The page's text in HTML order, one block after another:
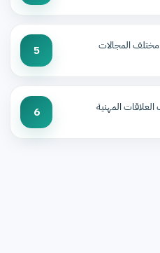
مختلف المجالات 5
المهنية 6